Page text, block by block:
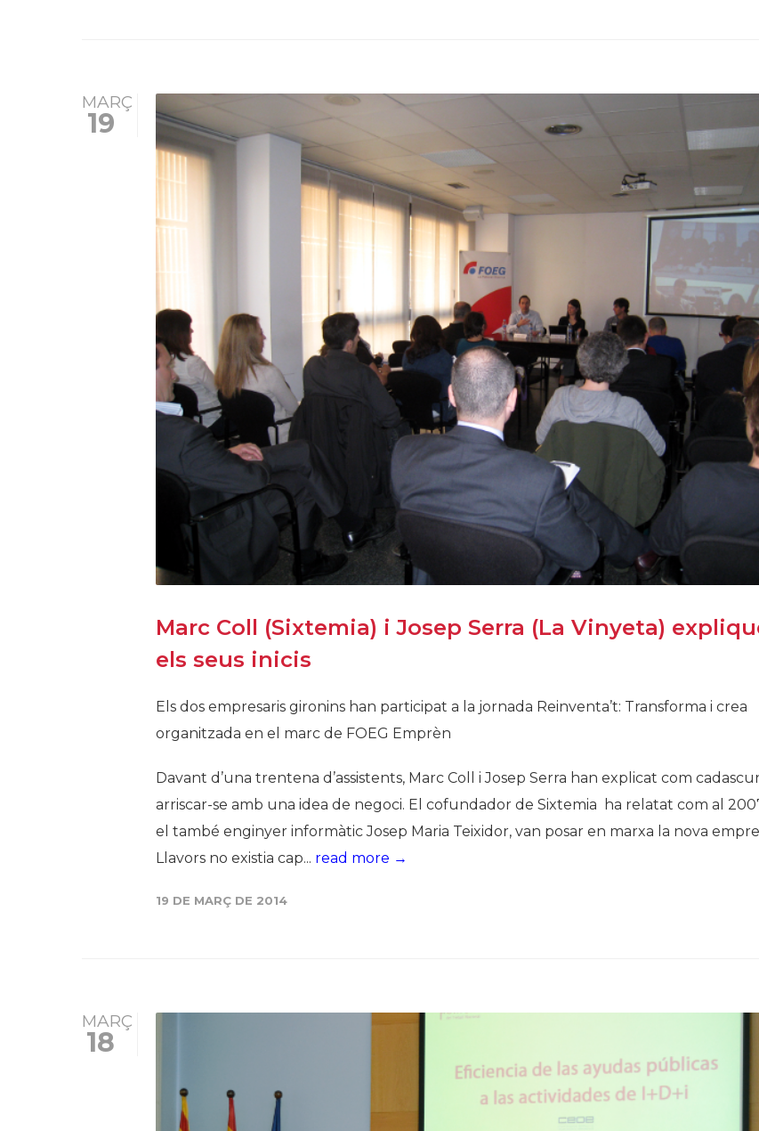
MARÇ
19
Marc Coll (Sixtemia) i Josep Serra (La Vinyeta)
els seus inicis
Els dos empresaris gironins han participat a la jornada Reinventa’t: Transforma i crea
organitzada en el marc de FOEG Emprèn
Davant d’una trentena d’assistents, Marc Coll i Josep Serra han explicat com
arriscar-se amb una idea de negoci. El cofundador de Sixtemia ha relatat com al
el també enginyer informàtic Josep Maria Teixidor, van posar en marxa la nova
Llavors no existia cap... read more →
19 DE MARÇ DE 2014
MARÇ
18